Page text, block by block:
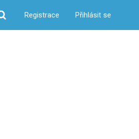
Hledat
Registrace Přihlásit se